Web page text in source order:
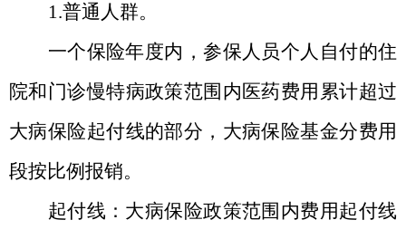
1.普通人群。
一个保险年度内，参保人员个人自付的住
院和门诊慢特病政策范围内医药费用累计超过
大病保险起付线的部分，大病保险基金分费用
段按比例报销。
起付线：大病保险政策范围内费用起付线